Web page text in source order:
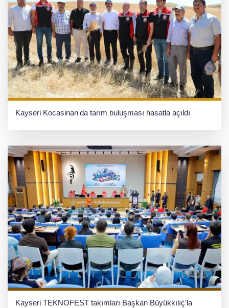
Kayseri Kocasinan'da tarım buluşması hasatla açıldı
Kayseri TEKNOFEST takımları Başkan Büyükkılıç'la